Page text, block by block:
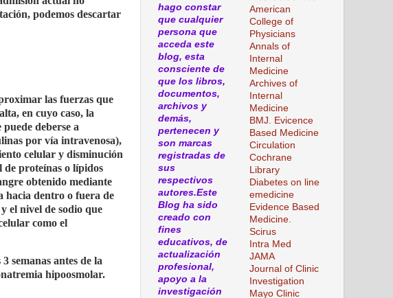
podemos descartar
las fuerzas que
en cuyo caso, la
puede deberse a
por vía intravenosa),
celular y disminución
de proteínas o lípidos
obtenido mediante
hacia dentro o fuera de
el nivel de sodio que
como el
semanas antes de la
hipoosmolar.
hago constar
que cualquier
persona que
acceda este
blog, esta
consciente de
que los libros,
documentos,
archivos y
demás,
pertenecen y
son marcas
registradas de
sus
respectivos
autores.Este
Blog ha sido
creado con
fines
educativos, de
actualización
profesional,
apoyo a la
investigación
American
College of
Physicians
Annals of
Internal
Medicine
Archives of
Internal
Medicine
BMJ. Evicence
Based Medicine
Circulation
Cochrane
Library
Diabetes on line
emedicine
Evidence Based
Medicine.
Scirus
Intra Med
JAMA
Journal of Clinic
Investigation
Mayo Clinic